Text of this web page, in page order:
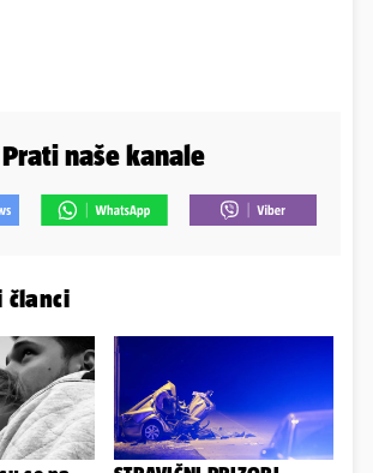
Prati naše kanale
članci